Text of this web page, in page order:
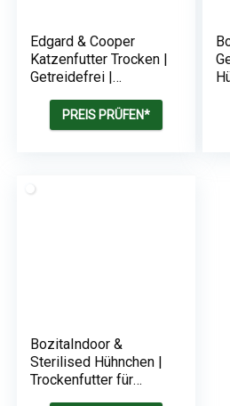
Edgard & Cooper
Katzenfutter Trocken |
Getreidefrei |
Frisches Ente & Huhn,
PREIS PRÜFEN*
BozitaIndoor &
Sterilised Hühnchen |
Trockenfutter für